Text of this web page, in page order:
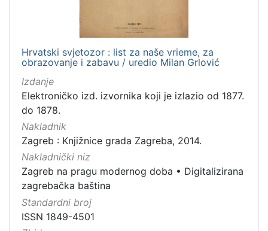
Hrvatski svjetozor : list za naše vrieme, za
obrazovanje i zabavu / uredio Milan Grlović
Izdanje
Elektroničko izd. izvornika koji je izlazio od 1877.
do 1878.
Nakladnik
Zagreb : Knjižnice grada Zagreba, 2014.
Nakladnički niz
Zagreb na pragu modernog doba • Digitalizirana
zagrebačka baština
Standardni broj
ISSN 1849-4501